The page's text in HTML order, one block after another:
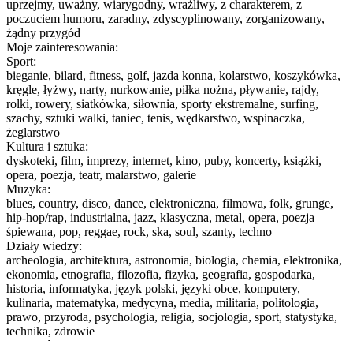
uprzejmy, uważny, wiarygodny, wrażliwy, z charakterem, z
poczuciem humoru, zaradny, zdyscyplinowany, zorganizowany,
żądny przygód
Moje zainteresowania:
Sport:
bieganie, bilard, fitness, golf, jazda konna, kolarstwo, koszykówka,
kręgle, łyżwy, narty, nurkowanie, piłka nożna, pływanie, rajdy,
rolki, rowery, siatkówka, siłownia, sporty ekstremalne, surfing,
szachy, sztuki walki, taniec, tenis, wędkarstwo, wspinaczka,
żeglarstwo
Kultura i sztuka:
dyskoteki, film, imprezy, internet, kino, puby, koncerty, książki,
opera, poezja, teatr, malarstwo, galerie
Muzyka:
blues, country, disco, dance, elektroniczna, filmowa, folk, grunge,
hip-hop/rap, industrialna, jazz, klasyczna, metal, opera, poezja
śpiewana, pop, reggae, rock, ska, soul, szanty, techno
Działy wiedzy:
archeologia, architektura, astronomia, biologia, chemia, elektronika,
ekonomia, etnografia, filozofia, fizyka, geografia, gospodarka,
historia, informatyka, język polski, języki obce, komputery,
kulinaria, matematyka, medycyna, media, militaria, politologia,
prawo, przyroda, psychologia, religia, socjologia, sport, statystyka,
technika, zdrowie